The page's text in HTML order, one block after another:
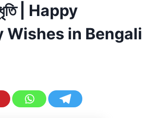
| Happy
Wishes in Bengali